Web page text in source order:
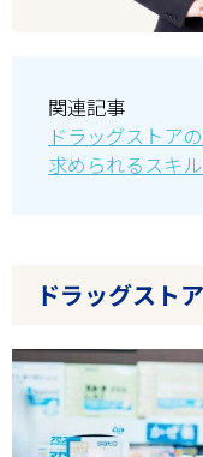
関連記事
ドラッグストア
求められるスキ
ドラッグスト